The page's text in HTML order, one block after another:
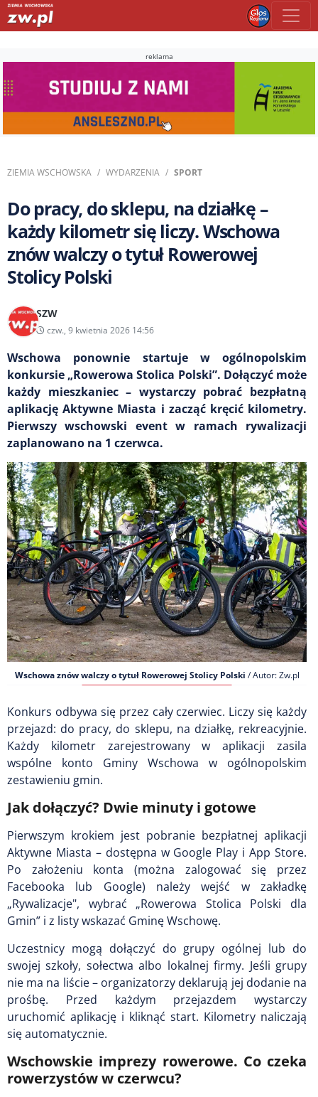
reklama
ZIEMIA WSCHOWSKA WYDARZENIA SPORT
Do pracy, do sklepu, na działkę –
każdy kilometr się liczy. Wschowa
znów walczy o tytuł Rowerowej
Stolicy Polski
SZW
czw., 9 kwietnia 2026 14:56
Wschowa ponownie startuje w ogólnopolskim
konkursie „Rowerowa Stolica Polski”. Dołączyć może
każdy mieszkaniec – wystarczy pobrać bezpłatną
aplikację Aktywne Miasta i zacząć kręcić kilometry.
Pierwszy wschowski event w ramach rywalizacji
zaplanowano na 1 czerwca.
Wschowa znów walczy o tytuł Rowerowej Stolicy Polski / Autor: Zw.pl
Konkurs odbywa się przez cały czerwiec. Liczy się każdy
przejazd: do pracy, do sklepu, na działkę, rekreacyjnie.
Każdy kilometr zarejestrowany w aplikacji zasila
wspólne konto Gminy Wschowa w ogólnopolskim
zestawieniu gmin.
Jak dołączyć? Dwie minuty i gotowe
Pierwszym krokiem jest pobranie bezpłatnej aplikacji
Aktywne Miasta – dostępna w Google Play i App Store.
Po założeniu konta (można zalogować się przez
Facebooka lub Google) należy wejść w zakładkę
„Rywalizacje", wybrać „Rowerowa Stolica Polski dla
Gmin” i z listy wskazać Gminę Wschowę.
Uczestnicy mogą dołączyć do grupy ogólnej lub do
swojej szkoły, sołectwa albo lokalnej firmy. Jeśli grupy
nie ma na liście – organizatorzy deklarują jej dodanie na
prośbę. Przed każdym przejazdem wystarczy
uruchomić aplikację i kliknąć start. Kilometry naliczają
się automatycznie.
Wschowskie imprezy rowerowe. Co czeka
rowerzystów w czerwcu?